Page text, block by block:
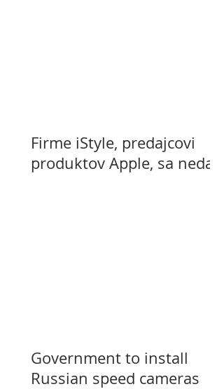
Firme iStyle, predajcovi
produktov Apple, sa nedarí
Government to install
Russian speed cameras